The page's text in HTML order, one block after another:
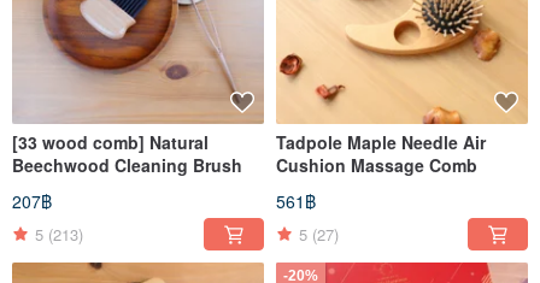
[33 wood comb] Natural
Beechwood Cleaning Brush
207฿
5 (213)
Tadpole Maple Needle Air
Cushion Massage Comb
561฿
5 (27)
-20%